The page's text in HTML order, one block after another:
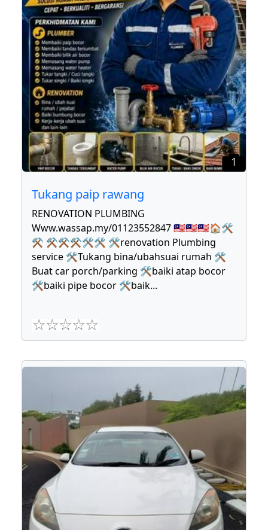
1
Tukang paip rawang
RENOVATION PLUMBING
Www.wassap.my/01123552847 🇲🇾🇲🇾🇲🇾🏠🛠
⚒ ⚒⚒⚒🛠🛠 🛠renovation Plumbing
service 🛠Tukang bina/ubahsuai rumah 🛠
Buat car porch/parking 🛠baiki atap bocor
🛠baiki pipe bocor 🛠baik...